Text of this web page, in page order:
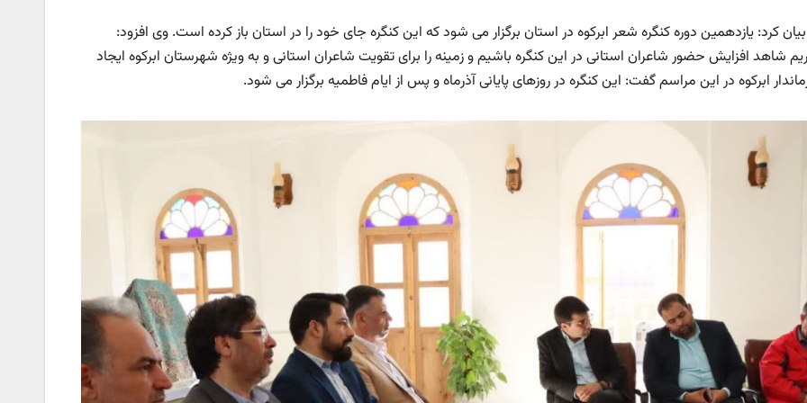
کرد: یازدهمین دوره کنگره شعر ابرکوه در استان برگزار می شود که این کنگره جای خود را در استان باز کرده است. وی افزود:
شاهد افزایش حضور شاعران استانی در این کنگره باشیم و زمینه را برای تقویت شاعران استانی و به ویژه شهرستان ابرکوه ایجاد
ابرکوه در این مراسم گفت: این کنگره در روزهای پایانی آذرماه و پس از ایام فاطمیه برگزار می شود.